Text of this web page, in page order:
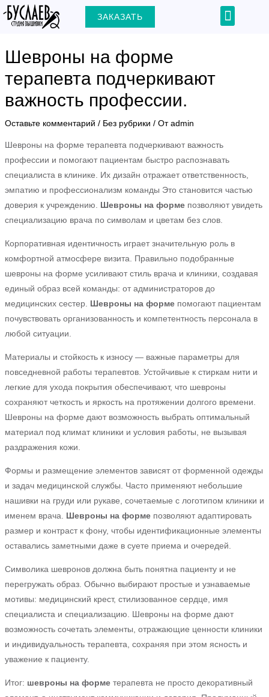
Перейти
ЗАКАЗАТЬ Menu
Шевроны на форме
терапевта подчеркивают
важность профессии.
Оставьте комментарий / Без рубрики / Отadmin
Шевроны на форме терапевта подчеркивают важность
профессии и помогают пациентам быстро распознавать
специалиста в клинике. Их дизайн отражает ответственность,
эмпатию и профессионализм команды Это становится частью
доверия к учреждению. Шевроны на формепозволяют увидеть
специализацию врача по символам и цветам без слов.
Корпоративная идентичность играет значительную роль в
комфортной атмосфере визита. Правильно подобранные
шевроны на форме усиливают стиль врача и клиники, создавая
единый образ всей команды: от администраторов до
медицинских сестер. Шевроны на формепомогают пациентам
почувствовать организованность и компетентность персонала в
любой ситуации.
Материалы и стойкость к износу — важные параметры для
повседневной работы терапевтов. Устойчивые к стиркам нити и
легкие для ухода покрытия обеспечивают, что шевроны
сохраняют четкость и яркость на протяжении долгого времени.
Шевроны на форме дают возможность выбрать оптимальный
материал под климат клиники и условия работы, не вызывая
раздражения кожи.
Формы и размещение элементов зависят от форменной одежды
и задач медицинской службы. Часто применяют небольшие
нашивки на груди или рукаве, сочетаемые с логотипом клиники и
именем врача. Шевроны на формепозволяют адаптировать
размер и контраст к фону, чтобы идентификационные элементы
оставались заметными даже в суете приема и очередей.
Символика шевронов должна быть понятна пациенту и не
перегружать образ. Обычно выбирают простые и узнаваемые
мотивы: медицинский крест, стилизованное сердце, имя
специалиста и специализацию. Шевроны на форме дают
возможность сочетать элементы, отражающие ценности клиники
и индивидуальность терапевта, сохраняя при этом ясность и
уважение к пациенту.
Итог: шевроны на форметерапевта не просто декоративный
Навигация
по